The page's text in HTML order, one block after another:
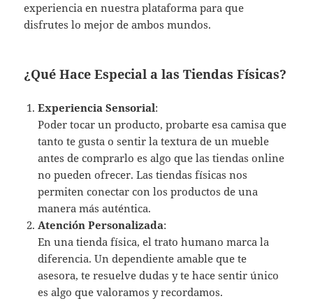
experiencia en nuestra plataforma para que
disfrutes lo mejor de ambos mundos.
¿Qué Hace Especial a las Tiendas Físicas?
Experiencia Sensorial:
Poder tocar un producto, probarte esa camisa que
tanto te gusta o sentir la textura de un mueble
antes de comprarlo es algo que las tiendas online
no pueden ofrecer. Las tiendas físicas nos
permiten conectar con los productos de una
manera más auténtica.
Atención Personalizada:
En una tienda física, el trato humano marca la
diferencia. Un dependiente amable que te
asesora, te resuelve dudas y te hace sentir único
es algo que valoramos y recordamos.